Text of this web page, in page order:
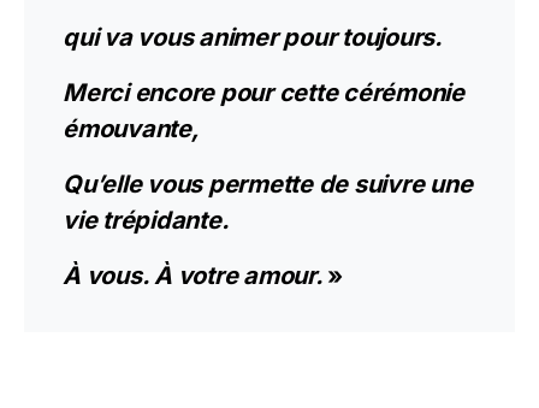
qui va vous animer pour toujours.
Merci encore pour cette cérémonie
émouvante,
Qu’elle vous permette de suivre une
vie trépidante.
À vous. À votre amour. »